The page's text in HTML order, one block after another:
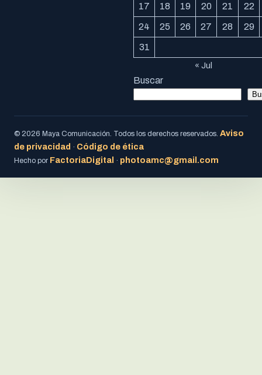
17 18 19 20 21 22
24 25 26 27 28 29
31
« Jul
Buscar
© 2026 Maya Comunicación. Todos los derechos reservados. Aviso
de privacidad · Código de ética
Hecho por FactoriaDigital · photoamc@gmail.com